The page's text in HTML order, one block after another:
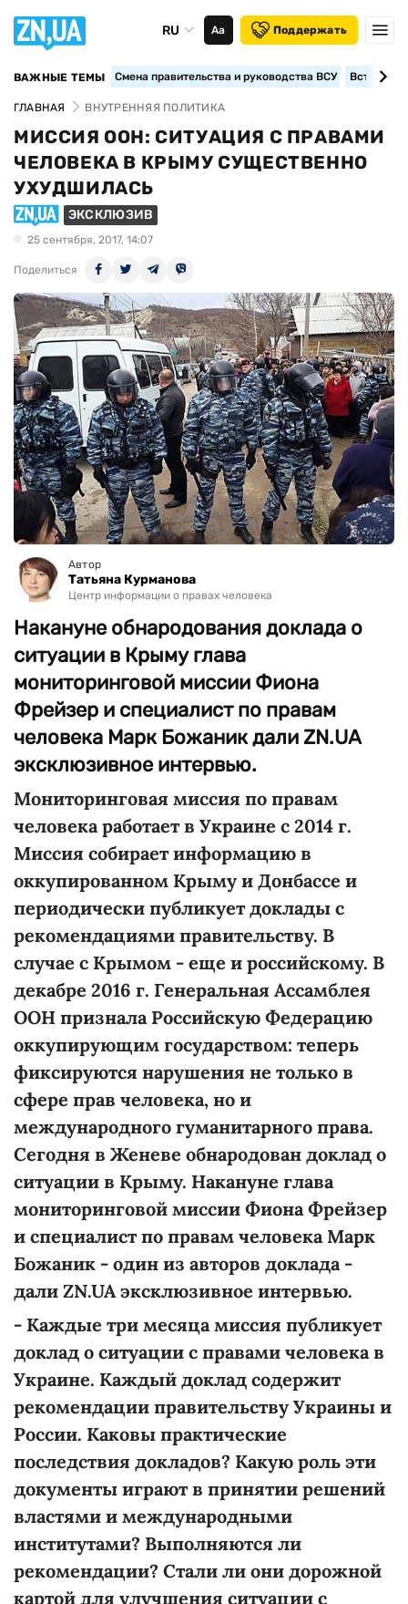
RU Аа Поддержать
ВАЖНЫЕ ТЕМЫ Смена правительства и руководства ВСУ
ГЛАВНАЯ ВНУТРЕННЯЯ ПОЛИТИКА
МИССИЯ ООН: СИТУАЦИЯ С ПРАВАМИ
ЧЕЛОВЕКА В КРЫМУ СУЩЕСТВЕННО
УХУДШИЛАСЬ
ЭКСКЛЮЗИВ
25 сентября, 2017, 14:07
Поделиться
Автор
Татьяна Курманова
Центр информации о правах человека
Накануне обнародования доклада о
ситуации в Крыму глава
мониторинговой миссии Фиона
Фрейзер и специалист по правам
человека Марк Божаник дали ZN.UA
эксклюзивное интервью.
Мониторинговая миссия по правам
человека работает в Украине с 2014 г.
Миссия собирает информацию в
оккупированном Крыму и Донбассе и
периодически публикует доклады с
рекомендациями правительству. В
случае с Крымом - еще и российскому. В
декабре 2016 г. Генеральная Ассамблея
ООН признала Российскую Федерацию
оккупирующим государством: теперь
фиксируются нарушения не только в
сфере прав человека, но и
международного гуманитарного права.
Сегодня в Женеве обнародован доклад о
ситуации в Крыму. Накануне глава
мониторинговой миссии Фиона Фрейзер
и специалист по правам человека Марк
Божаник - один из авторов доклада -
дали ZN.UA эксклюзивное интервью.
- Каждые три месяца миссия публикует
доклад о ситуации с правами человека в
Украине. Каждый доклад содержит
рекомендации правительству Украины и
России. Каковы практические
последствия докладов? Какую роль эти
документы играют в принятии решений
властями и международными
институтами? Выполняются ли
рекомендации? Стали ли они дорожной
картой для улучшения ситуации с